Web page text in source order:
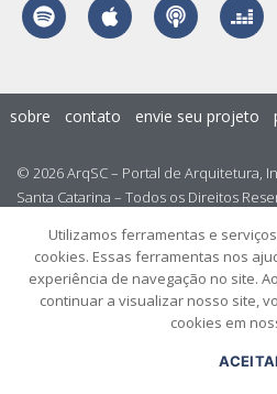
© 2026 ArqSC – Portal de Arquitetura,
Santa Catarina – Todos os Direitos
sobre contato envie seu projeto
Utilizamos ferramentas e
cookies. Essas ferramentas nos
experiência de navegação no site.
continuar a visualizar nosso site,
cookies em